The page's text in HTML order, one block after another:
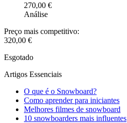
270,00 €
Análise
Preço mais competitivo:
320,00 €
Esgotado
Artigos Essenciais
O que é o Snowboard?
Como aprender para iniciantes
Melhores filmes de snowboard
10 snowboarders mais influentes